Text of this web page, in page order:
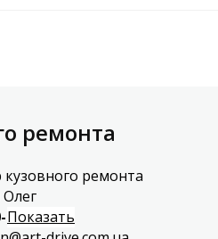
ремонта
кузовного ремонта
00-01
Показать